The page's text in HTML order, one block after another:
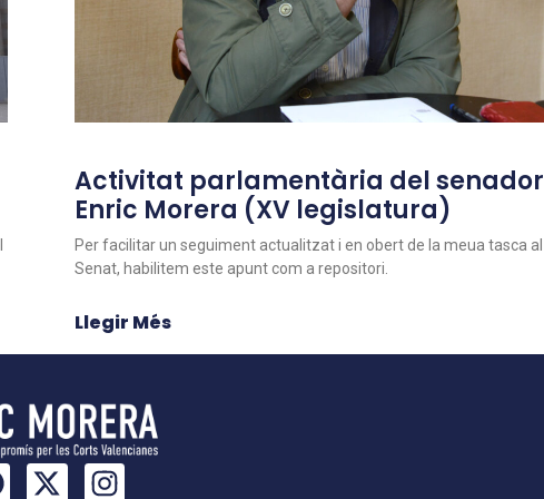
Activitat parlamentària del senador
Enric Morera (XV legislatura)
Per facilitar un seguiment actualitzat i en obert de la meua tasca al
Senat, habilitem este apunt com a repositori.
Llegir Més